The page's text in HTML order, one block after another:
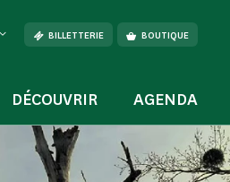
BILLETTERIE BOUTIQUE
DÉCOUVRIR AGENDA